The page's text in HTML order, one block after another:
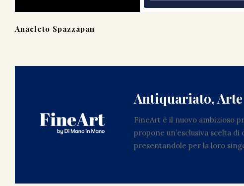
Anacleto Spazzapan
Antiquariato,
FineArt è il nuovo ambizioso
propone un’esclusiva scelta
presentandole per la loro